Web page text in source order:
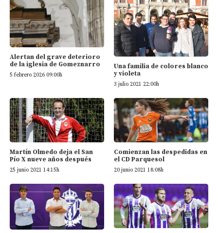
Alertan del grave deterioro
de la iglesia de Gomeznarro
5 febrero 2026 09:00h
Una familia de colores blanco
y violeta
3 julio 2021 22:00h
Martín Olmedo deja el San
Pío X nueve años después
25 junio 2021 14:15h
Comienzan las despedidas en
el CD Parquesol
20 junio 2021 18:08h